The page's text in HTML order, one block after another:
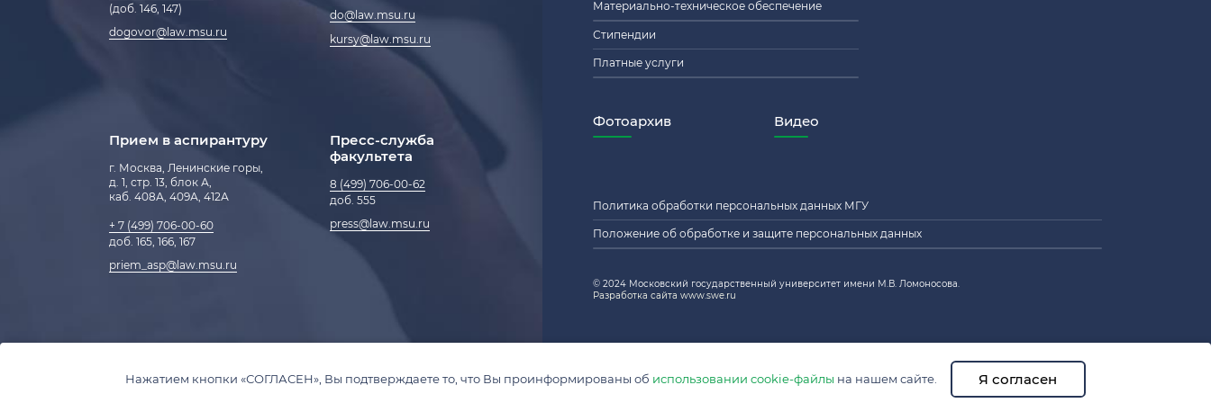
(доб. 146, 147)
dogovor@law.msu.ru
do@law.msu.ru
kursy@law.msu.ru
Прием в аспирантуру
г. Москва, Ленинские горы,
д. 1, стр. 13, блок А,
каб. 408А, 409А, 412А
+ 7 (499) 706-00-60
доб. 165, 166, 167
priem_asp@law.msu.ru
Пресс-служба
факультета
8 (499) 706-00-62
доб. 555
press@law.msu.ru
Материально-техническое обеспечение
Стипендии
Платные услуги
Фотоархив Видео
Политика обработки персональных данных МГУ
Положение об обработке и защите персональных данных
© 2024 Московский государственный университет имени М.В. Ломоносова.
Разработка сайта www.swe.ru
Нажатием кнопки «СОГЛАСЕН», Вы подтверждаете то, что Вы проинформированы об использовании cookie-файлы на нашем сайте. Я согласен